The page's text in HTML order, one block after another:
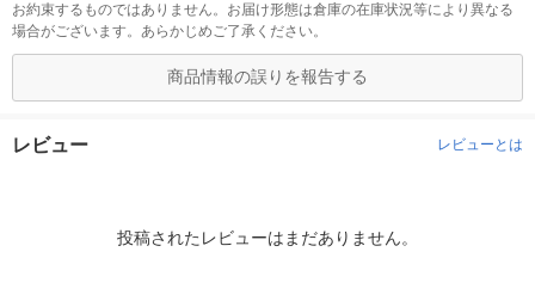
お約束するものではありません。お届け形態は倉庫の在庫状況等により異なる
場合がございます。あらかじめご了承ください。
商品情報の誤りを報告する
レビュー レビューとは
投稿されたレビューはまだありません。